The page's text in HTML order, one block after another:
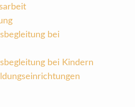
bei
bei Kindern